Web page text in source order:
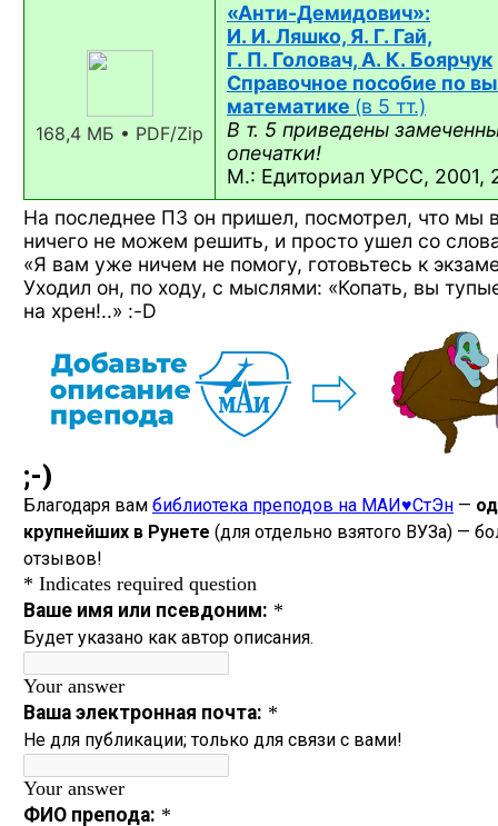
168,4 МБ • PDF/Zip
«Анти-Демидович»:
И. И. Ляшко, Я. Г. Гай,
Г. П. Головач, А. К. Боярчук
Справочное пособие по
математике (в 5 тт.)
В т. 5 приведены
опечатки!
М.: Едиториал УРСС, 2001,
На последнее ПЗ он пришел, посмотрел, что мы
ничего не можем решить, и просто ушел со
«Я вам уже ничем не помогу, готовьтесь к
Уходил он, по ходу, с мыслями: «Копать, вы
на хрен!..» :-D